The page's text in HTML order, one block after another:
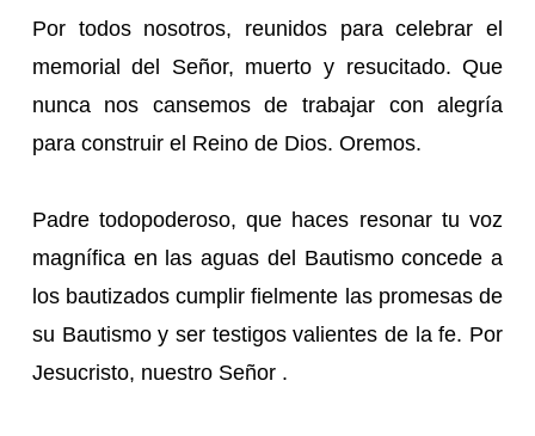
Por todos nosotros, reunidos para celebrar el
memorial del Señor, muerto y resucitado. Que
nunca nos cansemos de trabajar con alegría
para construir el Reino de Dios. Oremos.
Padre todopoderoso, que haces resonar tu voz
magnífica en las aguas del Bautismo concede a
los bautizados cumplir fielmente las promesas de
su Bautismo y ser testigos valientes de la fe. Por
Jesucristo, nuestro Señor .